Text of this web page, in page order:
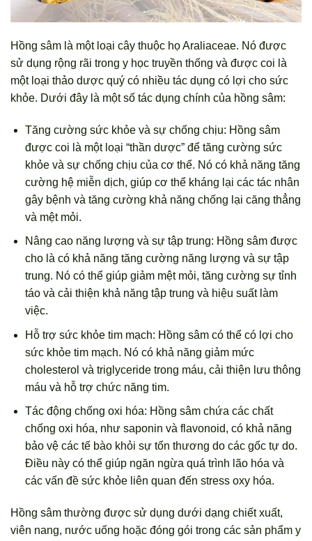
Hồng sâm là một loại cây thuộc họ Araliaceae. Nó được
sử dụng rộng rãi trong y học truyền thống và được coi là
một loại thảo dược quý có nhiều tác dụng có lợi cho sức
khỏe. Dưới đây là một số tác dụng chính của hồng sâm:
Tăng cường sức khỏe và sự chống chịu: Hồng sâm
được coi là một loại “thần dược” để tăng cường sức
khỏe và sự chống chịu của cơ thể. Nó có khả năng tăng
cường hệ miễn dịch, giúp cơ thể kháng lại các tác nhân
gây bệnh và tăng cường khả năng chống lại căng thẳng
và mệt mỏi.
Nâng cao năng lượng và sự tập trung: Hồng sâm được
cho là có khả năng tăng cường năng lượng và sự tập
trung. Nó có thể giúp giảm mệt mỏi, tăng cường sự tỉnh
táo và cải thiện khả năng tập trung và hiệu suất làm
việc.
Hỗ trợ sức khỏe tim mạch: Hồng sâm có thể có lợi cho
sức khỏe tim mạch. Nó có khả năng giảm mức
cholesterol và triglyceride trong máu, cải thiện lưu thông
máu và hỗ trợ chức năng tim.
Tác động chống oxi hóa: Hồng sâm chứa các chất
chống oxi hóa, như saponin và flavonoid, có khả năng
bảo vệ các tế bào khỏi sự tổn thương do các gốc tự do.
Điều này có thể giúp ngăn ngừa quá trình lão hóa và
các vấn đề sức khỏe liên quan đến stress oxy hóa.
Hồng sâm thường được sử dụng dưới dạng chiết xuất,
viên nang, nước uống hoặc đóng gói trong các sản phẩm y